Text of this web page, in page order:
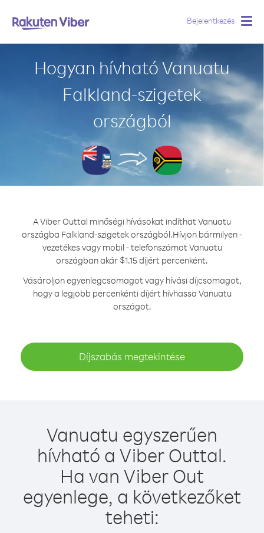
Bejelentkezés
Hogyan hívható Vanuatu
Falkland-szigetek
országból
A Viber Outtal minőségi hívásokat indíthat Vanuatu
országba Falkland-szigetek országból.Hívjon bármilyen -
vezetékes vagy mobil - telefonszámot Vanuatu
országban akár $1.15 díjért percenként.
Vásároljon egyenlegcsomagot vagy hívási díjcsomagot,
hogy a legjobb percenkénti díjért hívhassa Vanuatu
országot.
Díjszabás megtekintése
Vanuatu egyszerűen
hívható a Viber Outtal.
Ha van Viber Out
egyenlege, a következőket
teheti: